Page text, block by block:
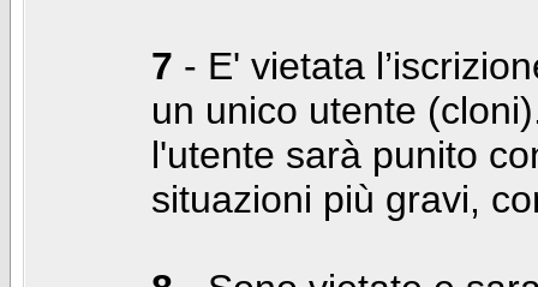
7 - E' vietata
un unico utente
l'utente sarà punito
situazioni più gravi,